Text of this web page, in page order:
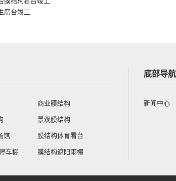
席台竣工
商业膜结构
景观膜结构
馆 膜结构体育看台
车棚 膜结构遮阳雨棚
底部导航
新闻中心